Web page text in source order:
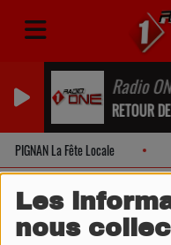
Les
nous
Radio
RETOUR
PIGNAN La Fête Locale